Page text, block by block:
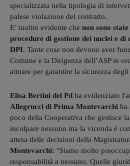
specializzata nella tipologia di
palese violazione del contratto.
E’ inoltre evidente che non sono
procedure di gestione dei nuclei e di
DPI. Tante cose non devono aver
Comune e la Dirigenza dell’ASP in
attuare per garantire la sicurezza
Elisa Bertini del Pd ha evidenziato
Allegrucci di Prima Montevarchi ha
poco della Cooperativa che gestisce
incolpare nessuno ma la vicenda è
attesa delle decisioni della
Montevarchi: "Siamo molto
responsabilità a nessuno. Quelle